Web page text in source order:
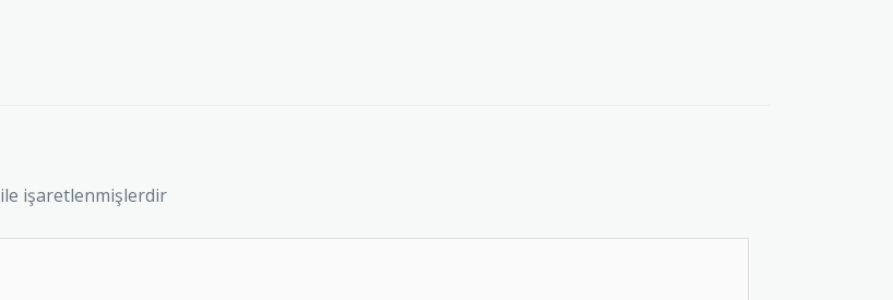
ile işaretlenmişlerdir